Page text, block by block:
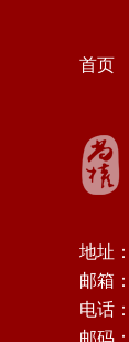
首页
地址
邮箱
电话
邮码